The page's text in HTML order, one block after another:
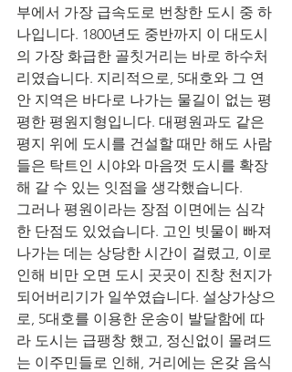
부에서 가장 급속도로 번창한 도시 중 하
나입니다. 1800년도 중반까지 이 대도시
의 가장 화급한 골칫거리는 바로 하수처
리였습니다. 지리적으로, 5대호와 그 연
안 지역은 바다로 나가는 물길이 없는 평
평한 평원지형입니다. 대평원과도 같은
평지 위에 도시를 건설할 때만 해도 사람
들은 탁트인 시야와 마음껏 도시를 확장
해 갈 수 있는 잇점을 생각했습니다.
그러나 평원이라는 장점 이면에는 심각
한 단점도 있었습니다. 고인 빗물이 빠져
나가는 데는 상당한 시간이 걸렸고, 이로
인해 비만 오면 도시 곳곳이 진창 천지가
되어버리기가 일쑤였습니다. 설상가상으
로, 5대호를 이용한 운송이 발달함에 따
라 도시는 급팽창 했고, 정신없이 몰려드
는 이주민들로 인해, 거리에는 온갖 음식